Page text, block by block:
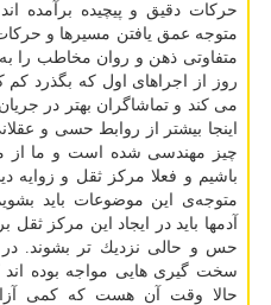
حركات دقیق و پیچیده برآمده
متوجه عمق یافتن مسیرها و حركات
متفاوتی ذهن و روان مخاطب را
روز از اجراهای اول كه بگذرد
می كند و تماشاگران بهتر در
اینجا بیشتر از روابط حسی و
چیز مهندسی شده است و ما از
باشیم و فعلا مركز ثقل و
متوجه‌ی این موضوعات باید
آدمها باید در ایجاد این مركز
حس و حالی نزدیك تر بشوند. در
سخت گیری هایی مواجه بوده اند
حالا وقت آن هست كه كمی آزاد